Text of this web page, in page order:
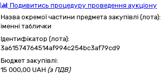
Подивитись процедуру проведення аукціону
Назва окремої частини предмета закупівлі (лота):
іменні таблички
Ідентифікатор (лота):
3a61574764514af994c254bc3af79cd9
Бюджет закупівлі:
15 000,00 UAH (з ПДВ)